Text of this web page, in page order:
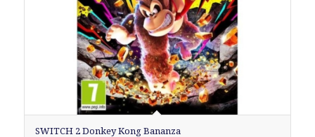
SWITCH 2 Donkey Kong Bananza